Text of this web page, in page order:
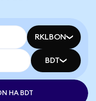
RKLBON
BDT
НА BDT